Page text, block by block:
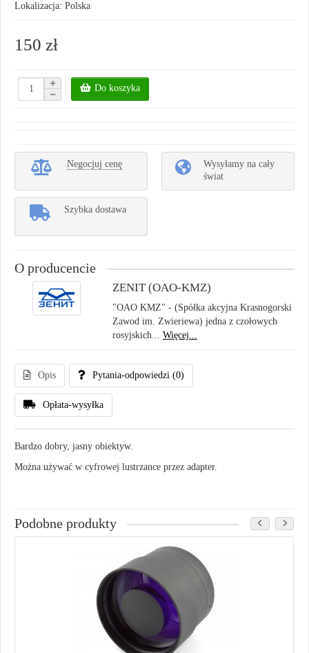
Lokalizacja: Polska
150 zł
Do koszyka
Negocjuj cenę
Wysyłamy na cały
świat
Szybka dostawa
O producencie
ZENIT (OAO-KMZ)
"OAO KMZ" - (Spółka akcyjna Krasnogorski
Zawod im. Zwieriewa) jedna z czołowych
rosyjskich... Więcej...
Opis Pytania-odpowiedzi (0)
Opłata-wysyłka
Bardzo dobry, jasny obiektyw.
Można używać w cyfrowej lustrzance przez adapter.
Podobne produkty